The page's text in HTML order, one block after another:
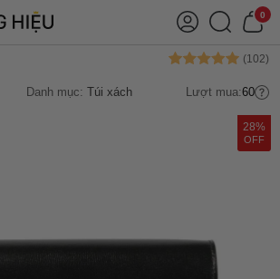
0
Danh mục: Túi xách Lượt mua:60
28%
OFF